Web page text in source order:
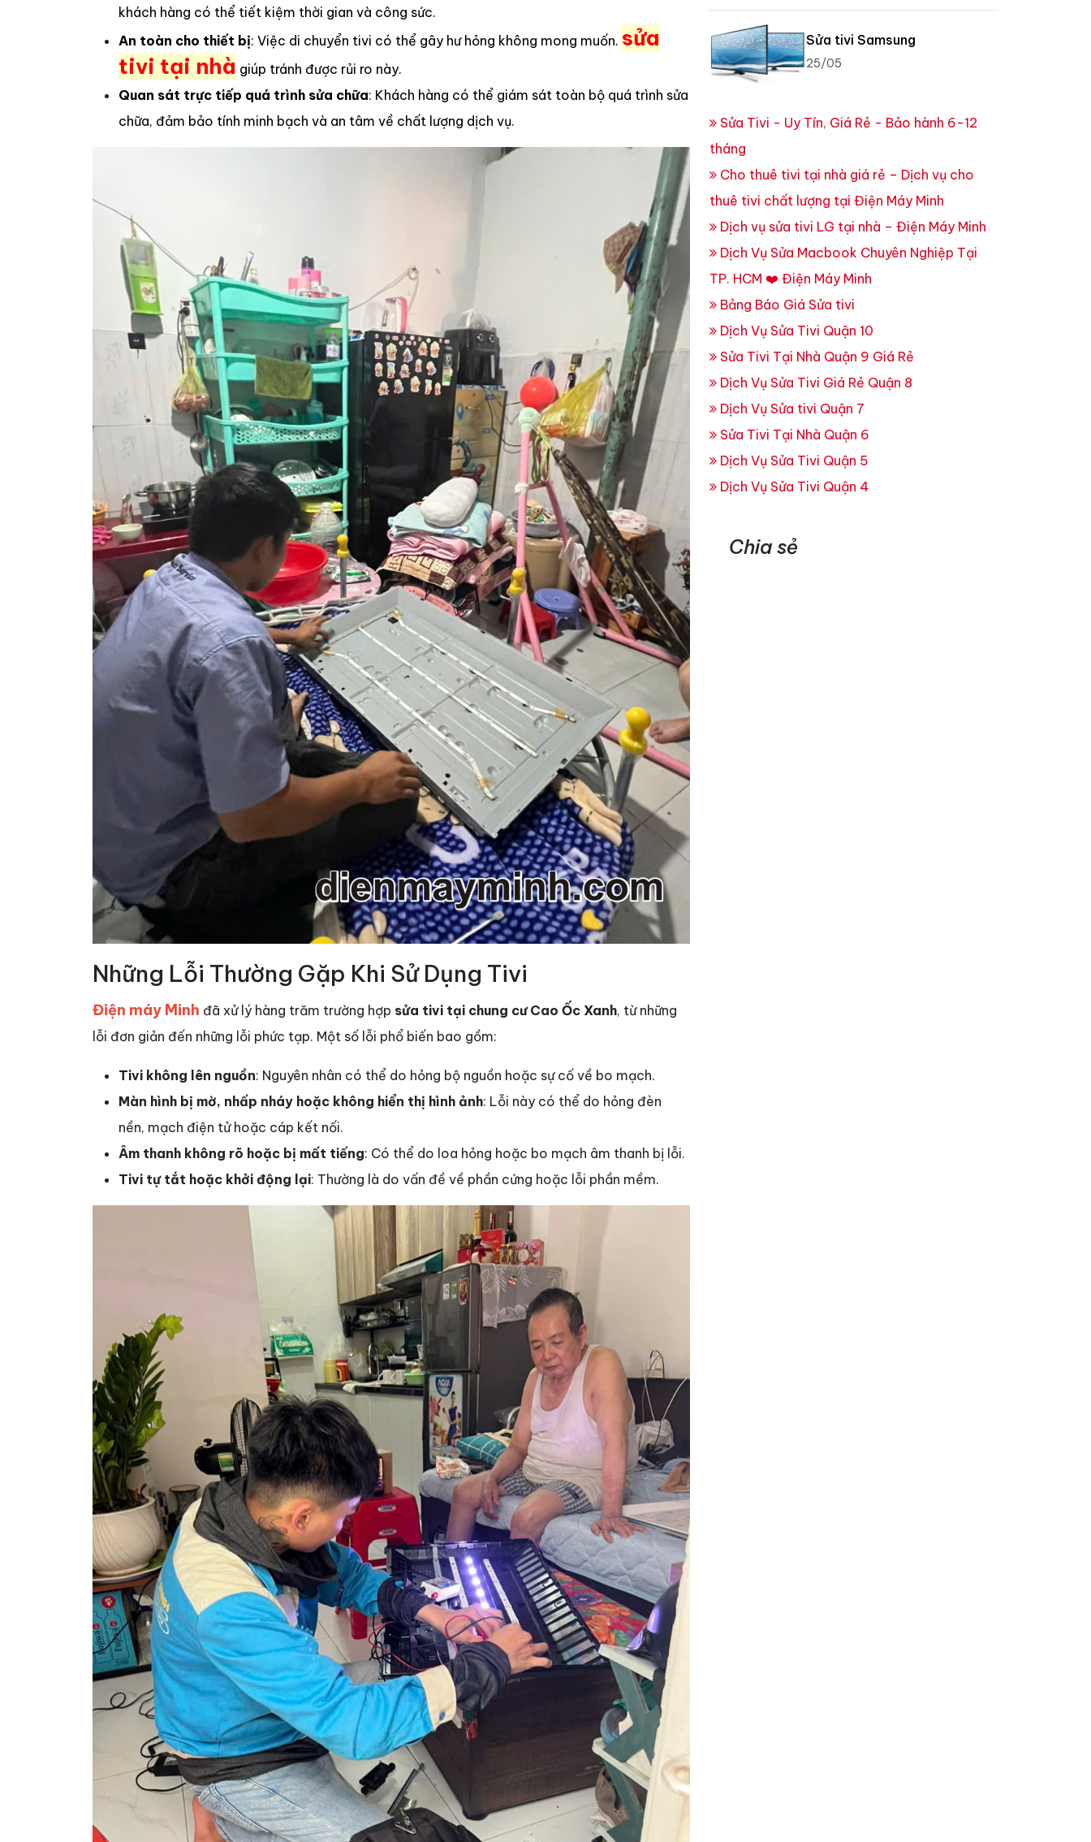
khách hàng có thể tiết kiệm thời gian và công sức.
An toàn cho thiết bị: Việc di chuyển tivi có thể gây hư hỏng không mong muốn. sửa
tivi tại nhà giúp tránh được rủi ro này.
Quan sát trực tiếp quá trình sửa chữa: Khách hàng có thể giám sát toàn bộ quá trình sửa
chữa, đảm bảo tính minh bạch và an tâm về chất lượng dịch vụ.
Những Lỗi Thường Gặp Khi Sử Dụng Tivi
Điện máy Minh đã xử lý hàng trăm trường hợp sửa tivi tại chung cư Cao Ốc Xanh, từ những
lỗi đơn giản đến những lỗi phức tạp. Một số lỗi phổ biến bao gồm:
Tivi không lên nguồn: Nguyên nhân có thể do hỏng bộ nguồn hoặc sự cố về bo mạch.
Màn hình bị mờ, nhấp nháy hoặc không hiển thị hình ảnh: Lỗi này có thể do hỏng đèn
nền, mạch điện tử hoặc cáp kết nối.
Âm thanh không rõ hoặc bị mất tiếng: Có thể do loa hỏng hoặc bo mạch âm thanh bị lỗi.
Tivi tự tắt hoặc khởi động lại: Thường là do vấn đề về phần cứng hoặc lỗi phần mềm.
Sửa tivi Samsung
25/05
Sửa Tivi - Uy Tín, Giá Rẻ - Bảo hành 6-12
tháng
Cho thuê tivi tại nhà giá rẻ – Dịch vụ cho
thuê tivi chất lượng tại Điện Máy Minh
Dịch vụ sửa tivi LG tại nhà – Điện Máy Minh
Dịch Vụ Sửa Macbook Chuyên Nghiệp Tại
TP. HCM ❤️ Điện Máy Minh
Bảng Báo Giá Sửa tivi
Dịch Vụ Sửa Tivi Quận 10
Sửa Tivi Tại Nhà Quận 9 Giá Rẻ
Dịch Vụ Sửa Tivi Giá Rẻ Quận 8
Dịch Vụ Sửa tivi Quận 7
Sửa Tivi Tại Nhà Quận 6
Dịch Vụ Sửa Tivi Quận 5
Dịch Vụ Sửa Tivi Quận 4
Chia sẻ